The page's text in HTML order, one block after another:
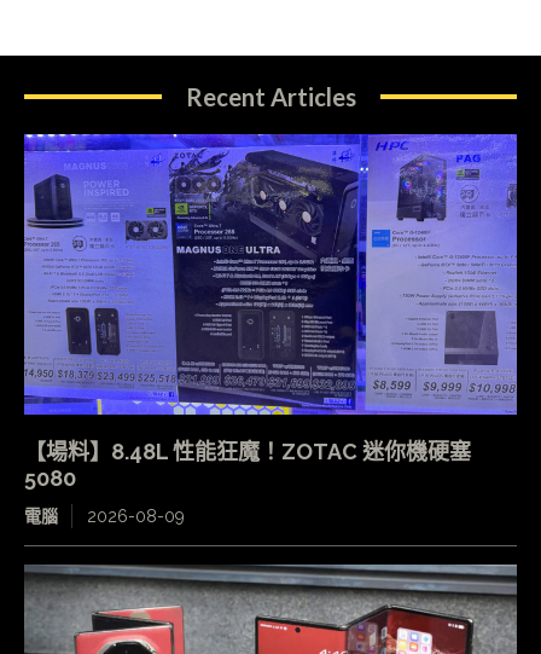
Recent Articles
【場料】8.48L 性能狂魔！ZOTAC 迷你機硬塞
5080
電腦 2026-08-09